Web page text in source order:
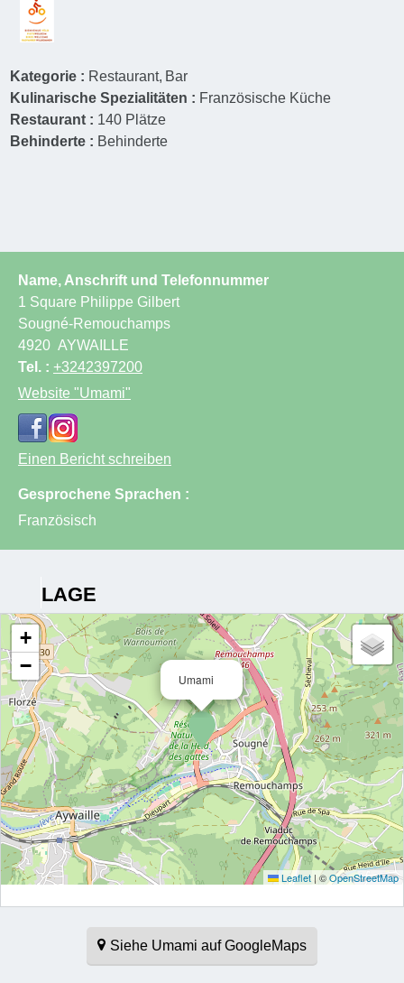
Kategorie : Restaurant Bar
Kulinarische Spezialitäten : Französische Küche
Restaurant : 140 Plätze
Behinderte : Behinderte
Name, Anschrift und Telefonnummer
1 Square Philippe Gilbert
Sougné-Remouchamps
4920 AYWAILLE
Tel. : +3242397200
Website "Umami"
Einen Bericht schreiben
Gesprochene Sprachen :
Französisch
LAGE
Umami
+
−
Leaflet |©OpenStreetMap
Siehe Umami auf GoogleMaps